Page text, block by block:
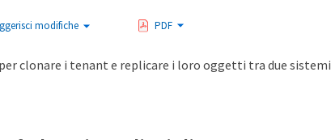
modifiche PDF
clonare i tenant e replicare i loro oggetti tra due sistemi